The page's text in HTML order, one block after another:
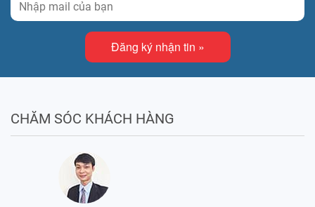
Đăng ký nhận tin »
CHĂM SÓC KHÁCH HÀNG